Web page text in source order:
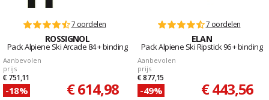
7 oordelen
ROSSIGNOL
Pack Alpiene Ski Arcade 84 + binding
Aanbevolen
prijs
€ 751,11
-18% € 614,98
7 oordelen
ELAN
Pack Alpiene Ski Ripstick 96 + binding
Aanbevolen
prijs
€ 877,15
-49% € 443,56